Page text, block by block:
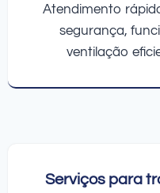
Atendimento
segurança,
ventilação
Serviços para